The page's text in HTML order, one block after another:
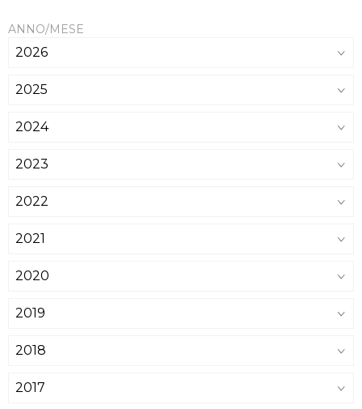
ANNO/MESE
2026
2025
2024
2023
2022
2021
2020
2019
2018
2017